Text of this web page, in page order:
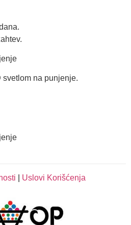
svetlom na punjenje.
Uslovi Korišćenja